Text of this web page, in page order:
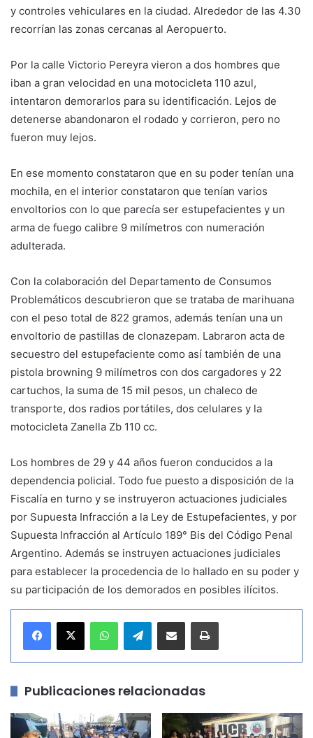
y controles vehiculares en la ciudad. Alrededor de las 4.30
recorrían las zonas cercanas al Aeropuerto.
Por la calle Victorio Pereyra vieron a dos hombres que
iban a gran velocidad en una motocicleta 110 azul,
intentaron demorarlos para su identificación. Lejos de
detenerse abandonaron el rodado y corrieron, pero no
fueron muy lejos.
En ese momento constataron que en su poder tenían una
mochila, en el interior constataron que tenían varios
envoltorios con lo que parecía ser estupefacientes y un
arma de fuego calibre 9 milímetros con numeración
adulterada.
Con la colaboración del Departamento de Consumos
Problemáticos descubrieron que se trataba de marihuana
con el peso total de 822 gramos, además tenían una un
envoltorio de pastillas de clonazepam. Labraron acta de
secuestro del estupefaciente como así también de una
pistola browning 9 milímetros con dos cargadores y 22
cartuchos, la suma de 15 mil pesos, un chaleco de
transporte, dos radios portátiles, dos celulares y la
motocicleta Zanella Zb 110 cc.
Los hombres de 29 y 44 años fueron conducidos a la
dependencia policial. Todo fue puesto a disposición de la
Fiscalía en turno y se instruyeron actuaciones judiciales
por Supuesta Infracción a la Ley de Estupefacientes, y por
Supuesta Infracción al Artículo 189° Bis del Código Penal
Argentino. Además se instruyen actuaciones judiciales
para establecer la procedencia de lo hallado en su poder y
su participación de los demorados en posibles ilícitos.
Telegram
Publicaciones relacionadas